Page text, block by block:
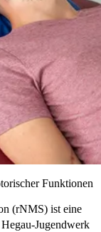
Funktionen
(rNMS) ist eine
Jugendwerk